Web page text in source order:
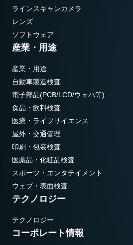
ラインスキャンカメラ
レンズ
ソフトウェア
産業・用途
産業・用途
自動車製造検査
電子部品(PCB/LCD/ウェハ等)
食品・飲料検査
医療・ライフサイエンス
屋外・交通管理
印刷・包装検査
医薬品・化粧品検査
スポーツ・エンタテイメント
ウェブ・表面検査
テクノロジー
テクノロジー
コーポレート情報